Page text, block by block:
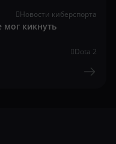
Новости киберспорта
кикнуть
Dota 2